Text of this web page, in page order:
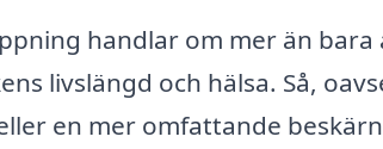
handlar om mer än
livslängd och hälsa. Så,
en mer omfattande